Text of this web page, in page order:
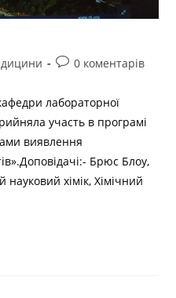
0 коментарів
лабораторної
участь в програмі
виявлення
Брюс Блоу,
науковий хімік, Хімічний